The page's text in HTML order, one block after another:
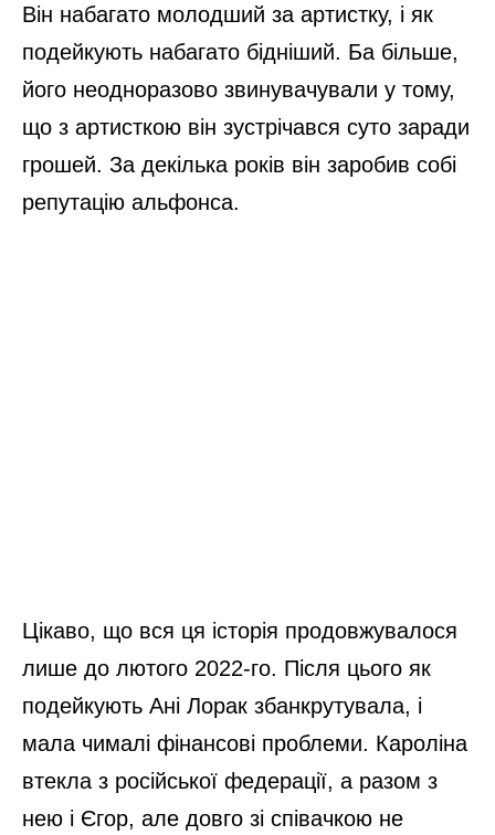
Він набагато молодший за артистку, і як
подейкують набагато бідніший. Ба більше,
його неодноразово звинувачували у тому,
що з артисткою він зустрічався суто заради
грошей. За декілька років він заробив собі
репутацію альфонса.
Цікаво, що вся ця історія продовжувалося
лише до лютого 2022-го. Після цього як
подейкують Ані Лорак збанкрутувала, і
мала чималі фінансові проблеми. Кароліна
втекла з російської федерації, а разом з
нею і Єгор, але довго зі співачкою не